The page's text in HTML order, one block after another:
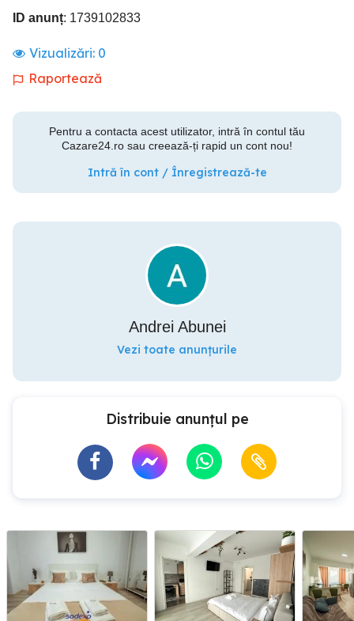
ID anunț: 1739102833
Vizualizări: 0
Raportează
Pentru a contacta acest utilizator, intră în contul tău
Cazare24.ro sau creează-ți rapid un cont nou!
Intră în cont / Înregistrează-te
Andrei Abunei
Vezi toate anunțurile
Distribuie anunțul pe